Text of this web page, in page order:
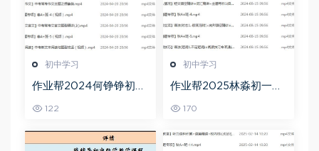
初中学习
作业帮2024何铮铮初三
122
初中学习
作业帮2025林淼初一英
170